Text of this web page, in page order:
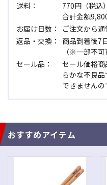
送料：
770円（税込）
合計金額
お届け日数：
ご注文から
返品・交換：
商品到着後7
（※一部不可
セール品：
セール価格
らかな不良
できませんの
おすすめアイテム